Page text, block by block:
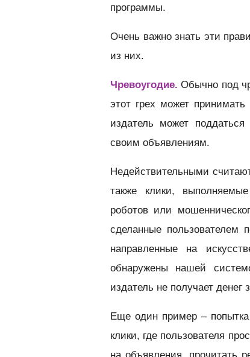
программы.
Очень важно знать эти
из них.
Чревоугодие. Обычно под
этот грех может
издатель может
своим объявлениям.
Недействительными
также клики,
роботов или
сделанные пользователем
направленные на
обнаружены нашей
издатель не получает денег
Еще один пример – попытка
клики, где пользователя